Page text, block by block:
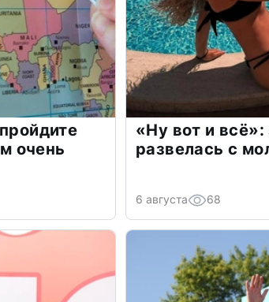
очень
«Ну вот и
развелась с
6 августа 68